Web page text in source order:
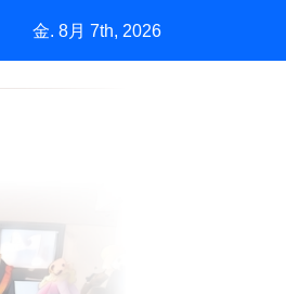
Grows a Market by
金. 8月 7th, 2026